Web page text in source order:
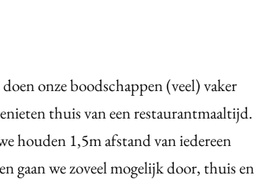
onze boodschappen (veel) vaker
thuis van een restaurantmaaltijd.
houden 1,5m afstand van iedereen
gaan we zoveel mogelijk door, thuis en